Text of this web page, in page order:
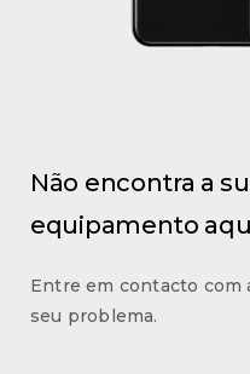
Não encontra a
equipamento
Entre em contacto com
seu problema.